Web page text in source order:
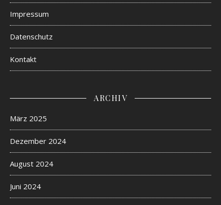
Impressum
Datenschutz
Kontakt
ARCHIV
März 2025
Dezember 2024
August 2024
Juni 2024